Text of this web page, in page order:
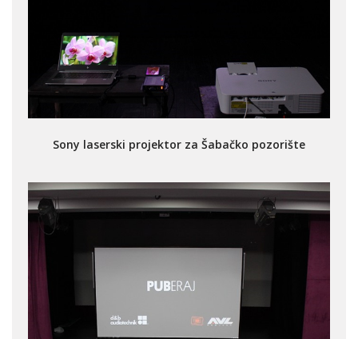
Sony laserski projektor za Šabačko pozorište